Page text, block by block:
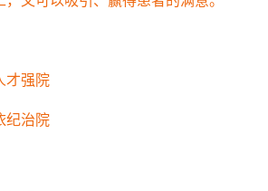
强院
治院